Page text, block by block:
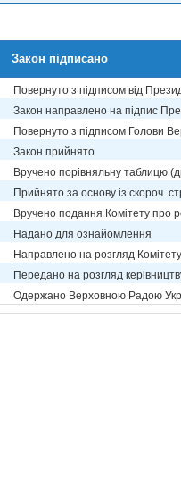
Закон підписано
Повернуто з підписом від
Закон направлено на підпис
Повернуто з підписом Голови
Закон прийнято
Вручено порівняльну таблицю
Прийнято за основу із скороч.
Вручено подання Комітету про
Надано для ознайомлення
Направлено на розгляд Комітету
Передано на розгляд
Одержано Верховною Радою